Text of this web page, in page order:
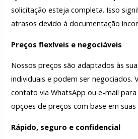
solicitação esteja completa. Isso
atrasos devido à documentação
Preços flexíveis e negociáveis
Nossos preços são adaptados às
individuais e podem ser negociados.
contato via WhatsApp ou e-mail
opções de preços com base em suas
Rápido, seguro e confidencial